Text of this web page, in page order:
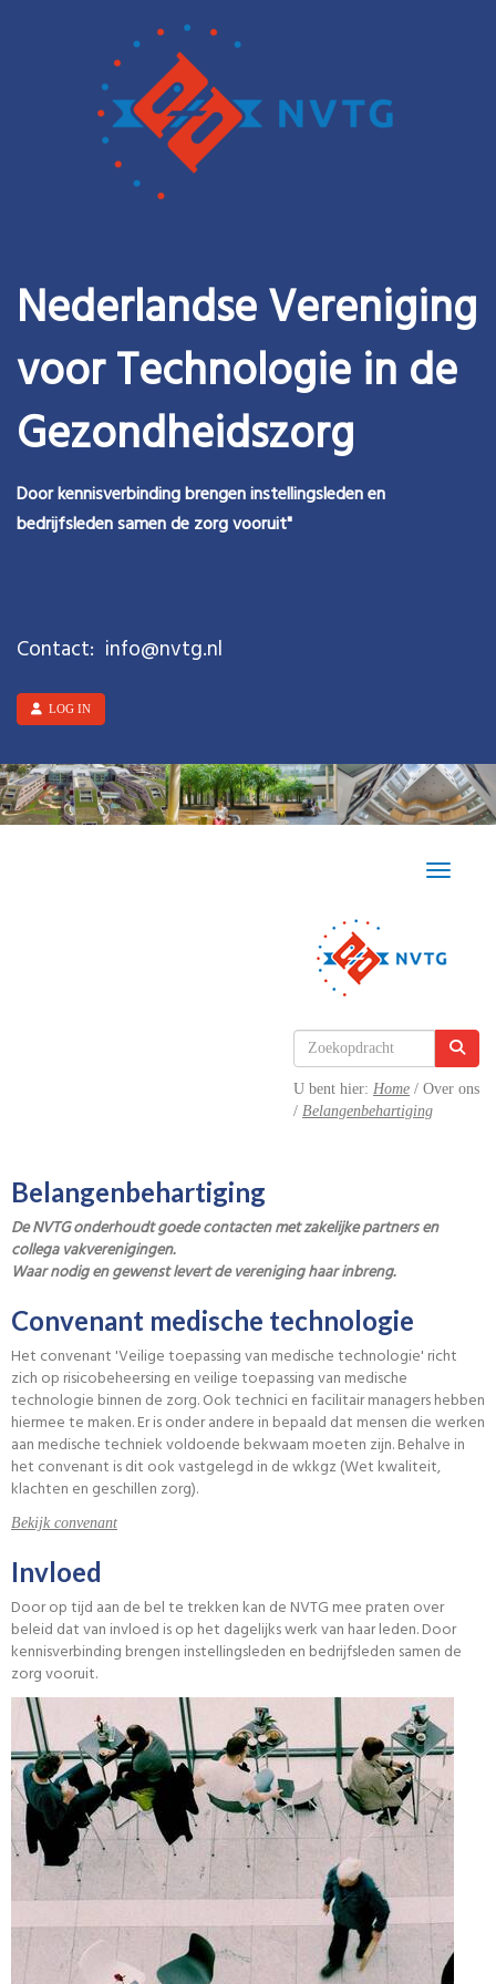
Nederlandse Vereniging
voor Technologie in de
Gezondheidszorg
Door kennisverbinding brengen instellingsleden en
bedrijfsleden samen de zorg vooruit"
Contact: ofni@nvtg.nl
LOG IN
Toggle
U bent hier: Home / Over ons
/ Belangenbehartiging
Belangenbehartiging
De NVTG onderhoudt goede contacten met zakelijke partners en
collega vakverenigingen.
Waar nodig en gewenst levert de vereniging haar inbreng.
Convenant medische technologie
Het convenant 'Veilige toepassing van medische technologie' richt
zich op risicobeheersing en veilige toepassing van medische
technologie binnen de zorg. Ook technici en facilitair managers hebben
hiermee te maken. Er is onder andere in bepaald dat mensen die werken
aan medische techniek voldoende bekwaam moeten zijn. Behalve in
het convenant is dit ook vastgelegd in de wkkgz (Wet kwaliteit,
klachten en geschillen zorg).
Bekijk convenant
Invloed
Door op tijd aan de bel te trekken kan de NVTG mee praten over
beleid dat van invloed is op het dagelijks werk van haar leden. Door
kennisverbinding brengen instellingsleden en bedrijfsleden samen de
zorg vooruit.